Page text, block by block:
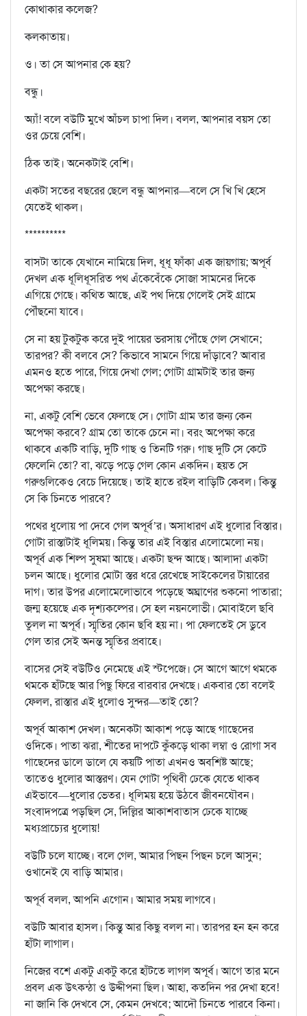
কোথাকার কলেজ?
কলকাতায়।
ও। তা সে আপনার কে হয়?
বন্ধু।
অ্যাঁ! বলে বউটি মুখে আঁচল চাপা দিল। বলল, আপনার বয়স তো
ওর চেয়ে বেশি।
ঠিক তাই। অনেকটাই বেশি।
একটা সতের বছরের ছেলে বন্ধু আপনার—বলে সে খি খি হেসে
যেতেই থাকল।
**********
বাসটা তাকে যেখানে নামিয়ে দিল, ধূধূ ফাঁকা এক জায়গায়; অপূর্ব
দেখল এক ধূলিধূসরিত পথ এঁকেবেঁকে সোজা সামনের দিকে
এগিয়ে গেছে। কথিত আছে, এই পথ দিয়ে গেলেই সেই গ্রামে
পৌঁছনো যাবে।
সে না হয় টুকটুক করে দুই পায়ের ভরসায় পৌঁছে গেল সেখানে;
তারপর? কী বলবে সে? কিভাবে সামনে গিয়ে দাঁড়াবে? আবার
এমনও হতে পারে, গিয়ে দেখা গেল; গোটা গ্রামটাই তার জন্য
অপেক্ষা করছে।
না, একটু বেশি ভেবে ফেলছে সে। গোটা গ্রাম তার জন্য কেন
অপেক্ষা করবে? গ্রাম তো তাকে চেনে না। বরং অপেক্ষা করে
থাকবে একটি বাড়ি, দুটি গাছ ও তিনটি গরু। গাছ দুটি সে কেটে
ফেলেনি তো? বা, ঝড়ে পড়ে গেল কোন একদিন। হয়ত সে
গরুগুলিকেও বেচে দিয়েছে। তাই হাতে রইল বাড়িটি কেবল। কিন্তু
সে কি চিনতে পারবে?
পথের ধুলোয় পা দেবে গেল অপূর্ব’র। অসাধারণ এই ধুলোর বিস্তার।
গোটা রাস্তাটাই ধূলিময়। কিন্তু তার এই বিস্তার এলোমেলো নয়।
অপূর্ব এক শিল্প সুষমা আছে। একটা ছন্দ আছে। আলাদা একটা
চলন আছে। ধুলোর মোটা স্তর ধরে রেখেছে সাইকেলের টায়ারের
দাগ। তার উপর এলোমেলোভাবে পড়েছে অঘ্রাণের শুকনো পাতারা;
জন্ম হয়েছে এক দৃশ্যকল্পের। সে হল নয়নলোভী। মোবাইলে ছবি
তুলল না অপূর্ব। স্মৃতির কোন ছবি হয় না। পা ফেলতেই সে ডুবে
গেল তার সেই অনন্ত স্মৃতির প্রবাহে।
বাসের সেই বউটিও নেমেছে এই স্টপেজে। সে আগে আগে থমকে
থমকে হাঁটছে আর পিছু ফিরে বারবার দেখছে। একবার তো বলেই
ফেলল, রাস্তার এই ধুলোও সুন্দর—তাই তো?
অপূর্ব আকাশ দেখল। অনেকটা আকাশ পড়ে আছে গাছেদের
ওদিকে। পাতা ঝরা, শীতের দাপটে কুঁকড়ে থাকা লম্বা ও রোগা সব
গাছেদের ডালে ডালে যে কয়টি পাতা এখনও অবশিষ্ট আছে;
তাতেও ধুলোর আস্তরণ। যেন গোটা পৃথিবী ঢেকে যেতে থাকব
এইভাবে—ধুলোর ভেতর। ধূলিময় হয়ে উঠবে জীবনযৌবন।
সংবাদপত্রে পড়ছিল সে, দিল্লির আকাশবাতাস ঢেকে যাচ্ছে
মধ্যপ্রাচ্যের ধুলোয়!
বউটি চলে যাচ্ছে। বলে গেল, আমার পিছন পিছন চলে আসুন;
ওখানেই যে বাড়ি আমার।
অপূর্ব বলল, আপনি এগোন। আমার সময় লাগবে।
বউটি আবার হাসল। কিন্তু আর কিছু বলল না। তারপর হন হন করে
হাঁটা লাগাল।
নিজের বশে একটু একটু করে হাঁটতে লাগল অপূর্ব। আগে তার মনে
প্রবল এক উৎকন্ঠা ও উদ্দীপনা ছিল। আহা, কতদিন পর দেখা হবে!
না জানি কি দেখবে সে, কেমন দেখবে; আদৌ চিনতে পারবে কিনা।